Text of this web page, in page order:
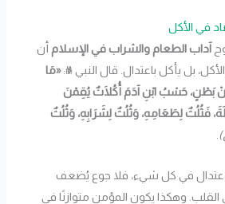
في الأكل
آداب الطعام والشراب في الإسلام أن
بل يأكل باعتدال. قال النبي ﷺ:«مَا
بَطْنٍ، حَسْبُ ابْنِ آدَمَ أُكُلَاتٌ يُقِمْنَ
فَثُلُثٌ لِطَعَامِهِ، وَثُلُثٌ لِشَرَابِهِ، وَثُلُثٌ
.
في كل شيء، فلا جوع يُضعف
وهكذا يكون المؤمن متوازنًا في